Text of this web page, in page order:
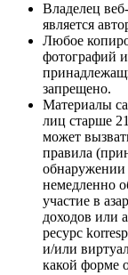
Владелец
является
Любое
фотографий
запрещено.
Материалы
лиц старше
может
правила
обнаружении
немедленно
участие в
доходов или
ресурс
и/или
какой форме